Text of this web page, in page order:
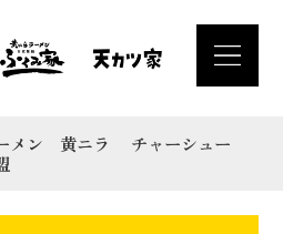
ン 黄ニラ チャーシュー